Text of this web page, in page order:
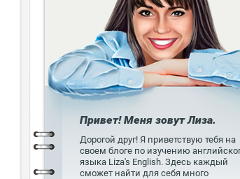
Привет! Меня зовут Лиза.
Дорогой друг! Я приветствую тебя на
своем блоге по изучению
языка Liza's English. Здесь каждый
сможет найти для себя много